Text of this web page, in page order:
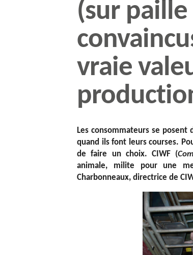
(sur
vraie
Les consommateurs se
quand ils font leurs courses.
de faire un choix. CIWF (
animale, milite pour une
Charbonneaux, directrice de